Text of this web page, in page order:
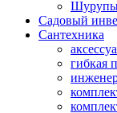
Садовый
Сантехника
гибкая